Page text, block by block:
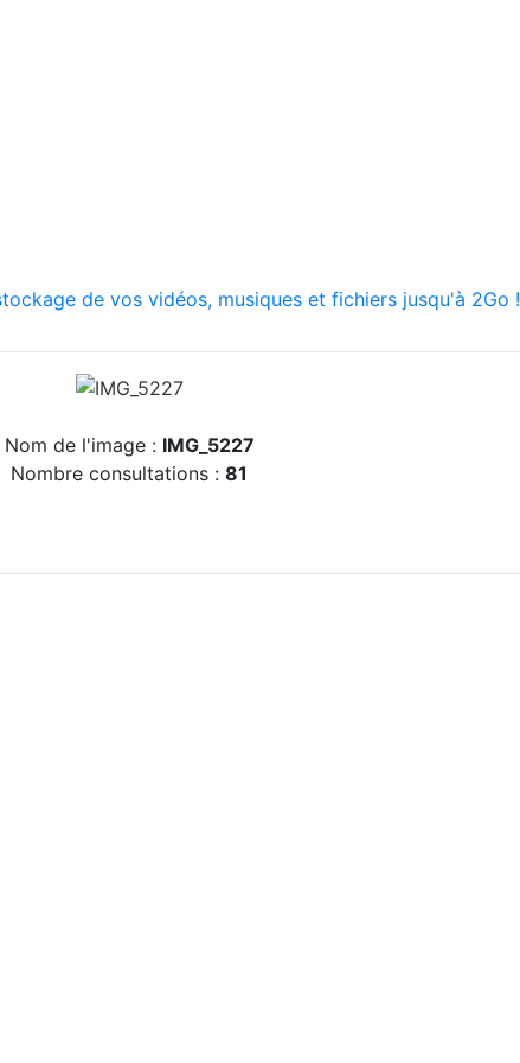
de vos vidéos, musiques et fichiers jusqu'à 2Go !
Nom de l'image : IMG_5227
Nombre consultations : 81